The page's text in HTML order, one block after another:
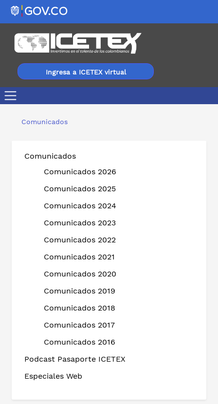
Ingresa a ICETEX virtual
Comunicados
Comunicados
Comunicados 2026
Comunicados 2025
Comunicados 2024
Comunicados 2023
Comunicados 2022
Comunicados 2021
Comunicados 2020
Comunicados 2019
Comunicados 2018
Comunicados 2017
Comunicados 2016
Podcast Pasaporte ICETEX
Especiales Web